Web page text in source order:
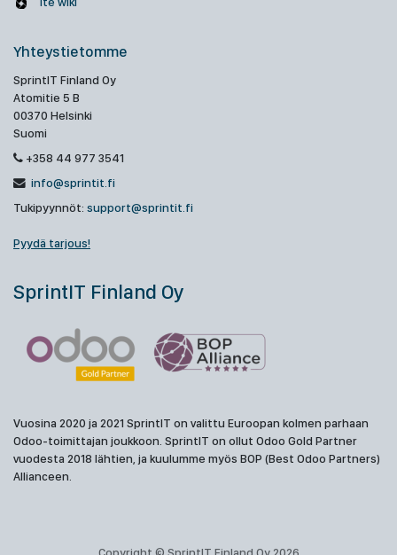
Yhteystietomme
SprintIT Finland Oy
Atomitie 5 B
00370 Helsinki
Suomi
+358 44 977 3541
info@sprintit.fi
Tukipyynnöt: support@sprintit.fi
Pyydä tarjous!
SprintIT Finland Oy
Vuosina 2020 ja 2021 SprintIT on valittu Euroopan kolmen parhaan
Odoo-toimittajan joukkoon. SprintIT on ollut Odoo Gold Partner
vuodesta 2018 lähtien, ja kuulumme myös BOP (Best Odoo Partners)
Allianceen.
Copyright © SprintIT Finland Oy 2026